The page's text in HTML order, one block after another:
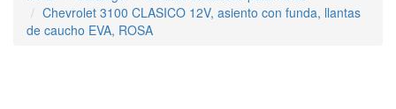
Chevrolet 3100 CLASICO 12V, asiento con funda, llantas
de caucho EVA, ROSA